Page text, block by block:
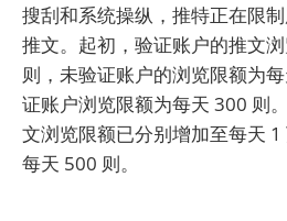
搜刮和系统操纵，推特正在限
推文。起初，验证账户的推文
则，未验证账户的浏览限额为
证账户浏览限额为每天 300 则
文浏览限额已分别增加至每天
每天 500 则。